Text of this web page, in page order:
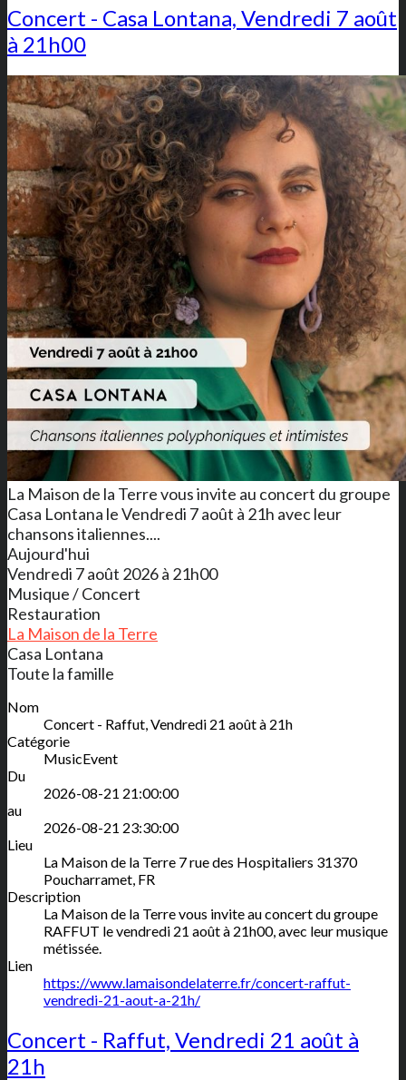
Concert - Casa Lontana, Vendredi 7 août
à 21h00
La Maison de la Terre vous invite au concert du groupe
Casa Lontana le Vendredi 7 août à 21h avec leur
chansons italiennes....
Aujourd'hui
Vendredi 7 août 2026 à 21h00
Musique / Concert
Restauration
La Maison de la Terre
Casa Lontana
Toute la famille
Nom
Concert - Raffut, Vendredi 21 août à 21h
Catégorie
MusicEvent
Du
2026-08-21 21:00:00
au
2026-08-21 23:30:00
Lieu
La Maison de la Terre 7 rue des Hospitaliers 31370
Poucharramet FR
Description
La Maison de la Terre vous invite au concert du groupe
RAFFUT le vendredi 21 août à 21h00, avec leur musique
métissée.
Lien
https://www.lamaisondelaterre.fr/concert-raffut-
vendredi-21-aout-a-21h/
Concert - Raffut, Vendredi 21 août à
21h